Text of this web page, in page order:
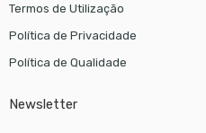
Termos de Utilização
Política de Privacidade
Política de Qualidade
Newsletter